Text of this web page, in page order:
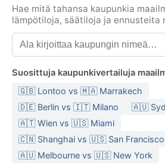
savannia (Aw). Ilmasto jakautuu
kauteen: sadekausi toukokuusta
rankkoja mutta lyhytkestoisia
nousee tukalaksi. Lämpötilat
vuoden 25–35 asteen tuntumassa.
marraskuusta huhtikuuhun on
erityisesti joulu–helmikuussa
Sahara-autiomaasta hienoa
ilmaa ja laskee näkyvyyttä. Iholle
hengittävät kankaat ovat valttia.
Hae mitä tahansa kaupunkia
lämpötiloja, säätiloja ja ennusteita
Suosittuja kaupunkivertailuja
🇬🇧 Lontoo vs 🇲🇦 Marrakech
🇩🇪 Berlin vs 🇮🇹 Milano
🇦🇺
🇦🇹 Wien vs 🇺🇸 Miami
🇨🇳 Shanghai vs 🇺🇸 San Francisco
🇦🇺 Melbourne vs 🇺🇸 New York